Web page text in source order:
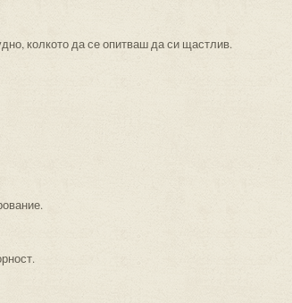
колкото да се опитваш да си щастлив.